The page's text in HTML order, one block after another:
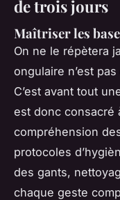
de trois jours
Maîtriser les
On ne le répètera
ongulaire n’est
C’est avant tout
est donc consacré
compréhension
protocoles
des gants,
chaque geste